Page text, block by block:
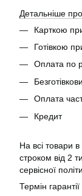
Детальніше
Карткою
Готівкою
Оплата по
Оплата
Кредит
На всі товари
строком від 2
сервісної
Термін